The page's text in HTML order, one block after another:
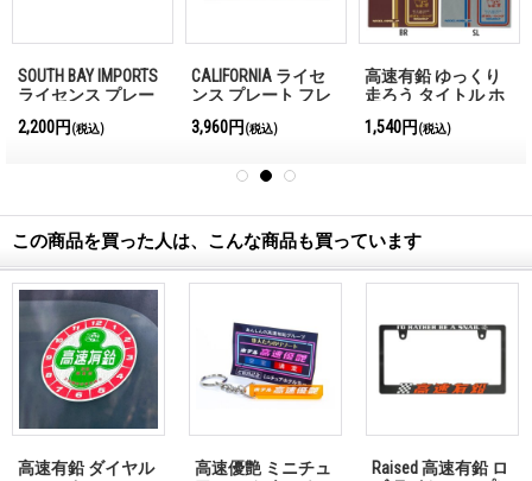
SOUTH BAY IMPORTS
ライセンス プレー
ク) for JPN サイズ
2,200円 (税込)
CALIFORNIA ライセ
ンス プレート フレ
サイズ
3,960円 (税込)
高速有鉛 ゆっくり
走ろう タイトル ホ
【車検証入れ】
1,540円 (税込)
この商品を買った人は、こんな商品も買っています
高速有鉛 ダイヤル
高速優艶 ミニチュ
Raised 高速有鉛 ロ